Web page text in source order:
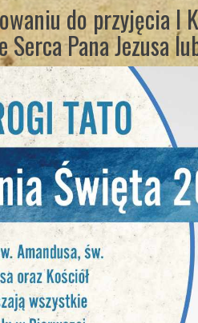
do przyjęcia I
Pana Jezusa